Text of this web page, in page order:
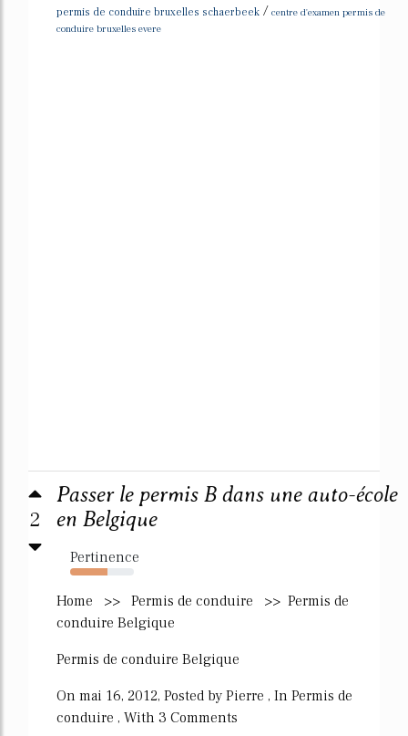
permis de conduire bruxelles schaerbeek / centre d'examen permis de
conduire bruxelles evere
2
Passer le permis B dans une auto-école
en Belgique
Pertinence
58%
Home >> Permis de conduire >> Permis de
conduire Belgique
Permis de conduire Belgique
On mai 16, 2012, Posted by Pierre , In Permis de
conduire , With 3 Comments